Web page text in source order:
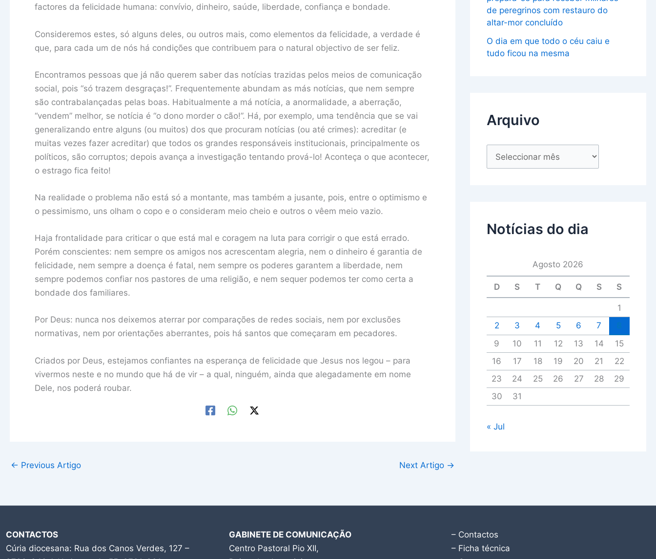
factores da felicidade humana: convívio, dinheiro, saúde, liberdade, confiança e bondade.
Consideremos estes, só alguns deles, ou outros mais, como elementos da felicidade, a verdade é
que, para cada um de nós há condições que contribuem para o natural objectivo de ser feliz.
Encontramos pessoas que já não querem saber das notícias trazidas pelos meios de comunicação
social, pois “só trazem desgraças!”. Frequentemente abundam as más notícias, que nem sempre
são contrabalançadas pelas boas. Habitualmente a má notícia, a anormalidade, a aberração,
“vendem” melhor, se notícia é “o dono morder o cão!”. Há, por exemplo, uma tendência que se vai
generalizando entre alguns (ou muitos) dos que procuram notícias (ou até crimes): acreditar (e
muitas vezes fazer acreditar) que todos os grandes responsáveis institucionais, principalmente os
políticos, são corruptos; depois avança a investigação tentando prová-lo! Aconteça o que acontecer,
o estrago fica feito!
Na realidade o problema não está só a montante, mas também a jusante, pois, entre o optimismo e
o pessimismo, uns olham o copo e o consideram meio cheio e outros o vêem meio vazio.
Haja frontalidade para criticar o que está mal e coragem na luta para corrigir o que está errado.
Porém conscientes: nem sempre os amigos nos acrescentam alegria, nem o dinheiro é garantia de
felicidade, nem sempre a doença é fatal, nem sempre os poderes garantem a liberdade, nem
sempre podemos confiar nos pastores de uma religião, e nem sequer podemos ter como certa a
bondade dos familiares.
Por Deus: nunca nos deixemos aterrar por comparações de redes sociais, nem por exclusões
normativas, nem por orientações aberrantes, pois há santos que começaram em pecadores.
Criados por Deus, estejamos confiantes na esperança de felicidade que Jesus nos legou – para
vivermos neste e no mundo que há de vir – a qual, ninguém, ainda que alegadamente em nome
Dele, nos poderá roubar.
← Previous Artigo Next Artigo →
de peregrinos com restauro do
altar-mor concluído
O dia em que todo o céu caiu e
tudo ficou na mesma
Arquivo
Notícias do dia
Agosto 2026
D S T Q Q S S
1
2
3 4 5 6 7
9
10 11 12 13 14
15
16
17 18 19 20 21
22
23
24 25 26 27 28
29
30
31
« Jul
CONTACTOS
Cúria diocesana: Rua dos Canos Verdes, 127 –
GABINETE DE COMUNICAÇÃO
Centro Pastoral Pio XII,
– Contactos
– Ficha técnica